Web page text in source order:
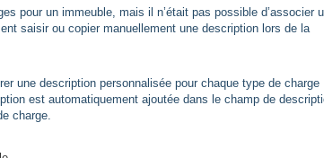
pour un immeuble, mais il n’était pas possible d’associer
saisir ou copier manuellement une description lors de la
une description personnalisée pour chaque type de charge
est automatiquement ajoutée dans le champ de
charge.